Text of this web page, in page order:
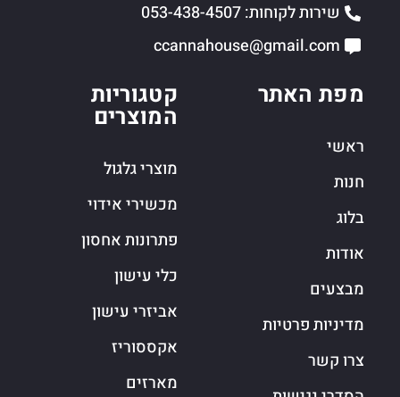
שירות לקוחות: 053-438-4507
ccannahouse@gmail.com
מפת האתר
ראשי
חנות
בלוג
אודות
מבצעים
מדיניות פרטיות
צרו קשר
קטגוריות
המוצרים
מוצרי גלגול
מכשירי אידוי
פתרונות אחסון
כלי עישון
אביזרי עישון
אקססוריז
מארזים